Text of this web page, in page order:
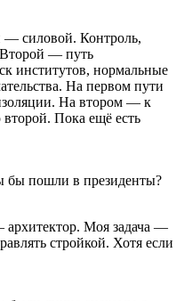
силовой. Контроль,
Второй — путь
институтов, нормальные
На первом пути
На втором — к
Пока ещё есть
пошли в президенты?
Моя задача —
стройкой. Хотя если